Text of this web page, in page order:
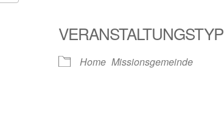
VERANSTALTUNGSTYP
Home Missionsgemeinde